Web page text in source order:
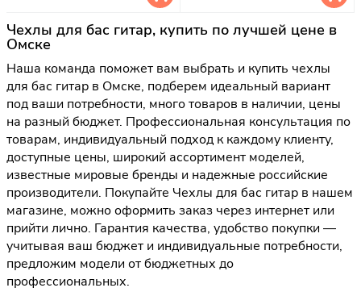
Чехлы для бас гитар, купить по лучшей цене в
Омске
Наша команда поможет вам выбрать и купить чехлы
для бас гитар в Омске, подберем идеальный вариант
под ваши потребности, много товаров в наличии, цены
на разный бюджет. Профессиональная консультация по
товарам, индивидуальный подход к каждому клиенту,
доступные цены, широкий ассортимент моделей,
известные мировые бренды и надежные российские
производители. Покупайте Чехлы для бас гитар в нашем
магазине, можно оформить заказ через интернет или
прийти лично. Гарантия качества, удобство покупки —
учитывая ваш бюджет и индивидуальные потребности,
предложим модели от бюджетных до
профессиональных.